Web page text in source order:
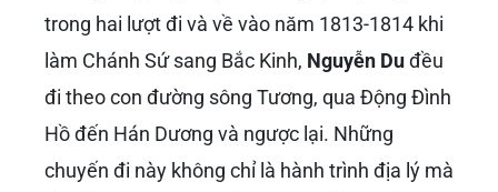
trong hai lượt đi và về vào năm 1813-1814 khi
làm Chánh Sứ sang Bắc Kinh, Nguyễn Duđều
đi theo con đường sông Tương, qua Động Đình
Hồ đến Hán Dương và ngược lại. Những
chuyến đi này không chỉ là hành trình địa lý mà